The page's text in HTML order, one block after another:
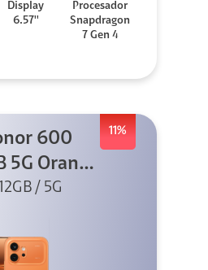
Display
6.57''
Procesador
Snapdragon
7 Gen 4
11%
600
5G Orange
Clip 2
/ 5G